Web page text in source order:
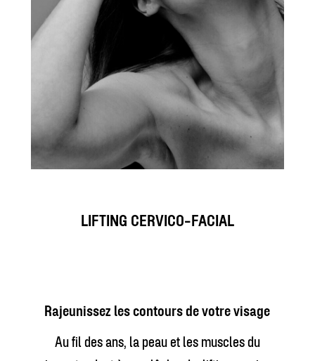
LIFTING CERVICO-FACIAL
Rajeunissez les contours de votre visage
Au fil des ans, la peau et les muscles du